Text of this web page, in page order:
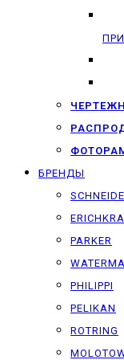
БРЕНДЫ
PARKER
PHILIPPI
PELIKAN
ROTRING